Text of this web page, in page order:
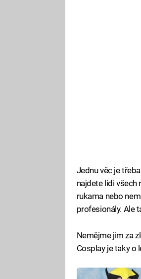
Jednu věc je
najdete lidi všech
rukama nebo
profesionály. Ale
Nemějme jim za
Cosplay je taky o